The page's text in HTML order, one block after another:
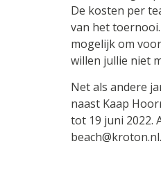
De kosten per
van het
mogelijk om
willen jullie niet
Net als andere
naast Kaap
tot 19 juni 2022.
beach@kroton.nl.